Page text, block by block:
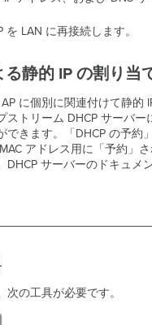
を LAN に再接続します。
る静的 IPの割り当
に個別に関連付けて静的
ストリーム DHCP サーバー
できます。「DHCP の予約
アドレス用に「予約」
DHCP サーバーのドキュメ
の工具が必要です。